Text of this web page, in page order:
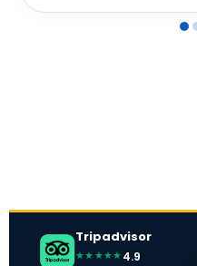
Tripadvisor
★★★★★ 4.9